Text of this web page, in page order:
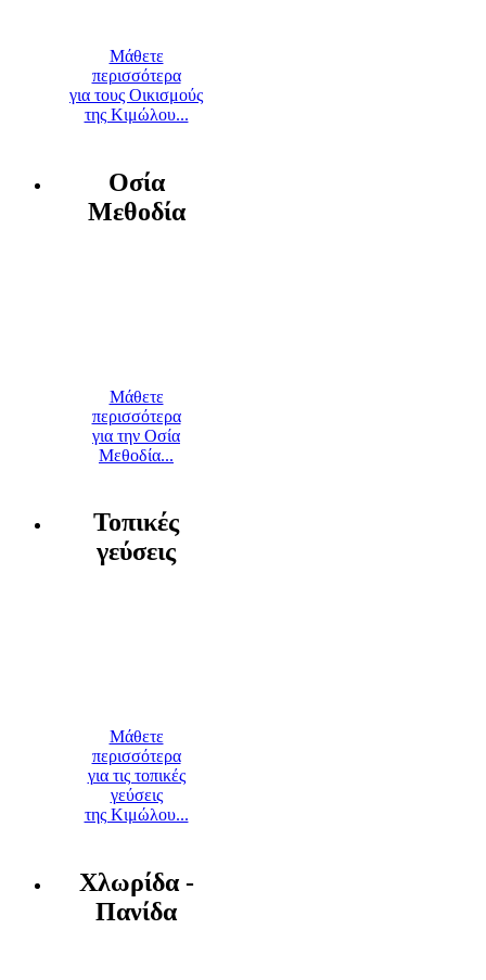
Μάθετε
περισσότερα
για τους Οικισμούς
της Κιμώλου...
Οσία
Μεθοδία
Μάθετε
περισσότερα
για την Οσία
Μεθοδία...
Τοπικές
γεύσεις
Μάθετε
περισσότερα
για τις τοπικές
γεύσεις
της Κιμώλου...
Χλωρίδα -
Πανίδα